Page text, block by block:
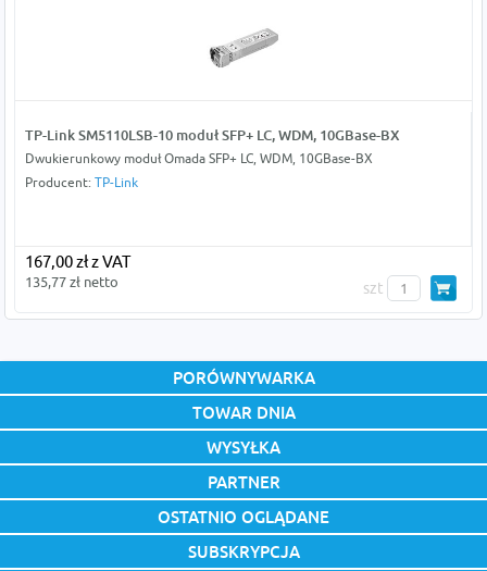
TP-Link SM5110LSB-10 moduł SFP+ LC, WDM, 10GBase-BX
Dwukierunkowy moduł Omada SFP+ LC, WDM, 10GBase-BX
Producent: TP-Link
167,00 zł z VAT
135,77 zł netto szt
PORÓWNYWARKA
TOWAR DNIA
WYSYŁKA
PARTNER
OSTATNIO OGLĄDANE
SUBSKRYPCJA